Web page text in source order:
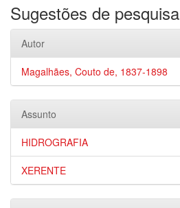
Sugestões de pesquisa
Autor
Magalhães, Couto de, 1837-1898
Assunto
HIDROGRAFIA
XERENTE